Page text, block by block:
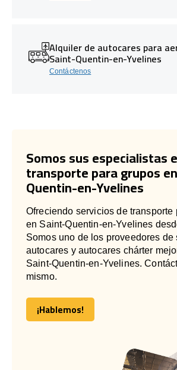
Alquiler de autocares para
Saint-Quentin-en-Yvelines
Contáctenos
Somos sus especialistas
transporte para grupos
Quentin-en-Yvelines
Ofreciendo servicios de transporte
en Saint-Quentin-en-Yvelines
Somos uno de los proveedores de
autocares y autocares chárter
Saint-Quentin-en-Yvelines.
mismo.
¡Hablemos!
¡Hablemos!